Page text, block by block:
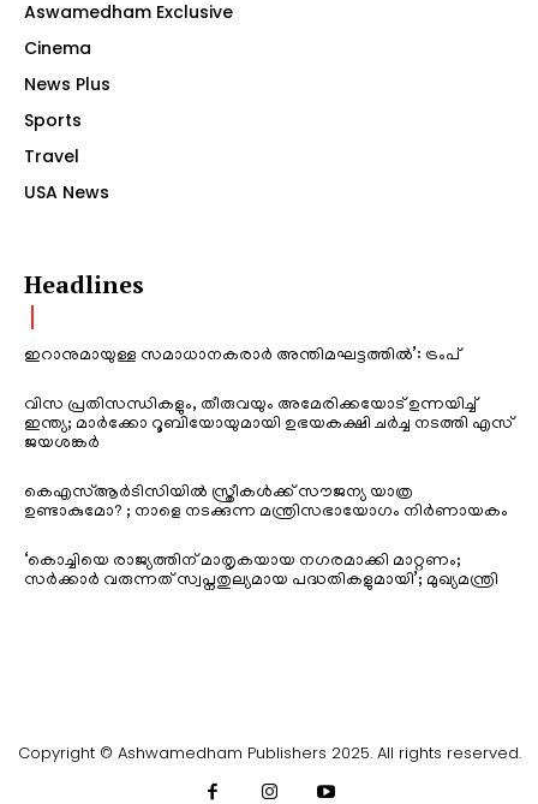
Aswamedham Exclusive
Cinema
News Plus
Sports
Travel
USA News
Headlines
ഇറാനുമായുള്ള സമാധാനകരാർ അന്തിമഘട്ടത്തിൽ‌’: ട്രംപ്
വിസ പ്രതിസന്ധികളും, തീരുവയും അമേരിക്കയോട് ഉന്നയിച്ച്
ഇന്ത്യ; മാർക്കോ റൂബിയോയുമായി ഉഭയകക്ഷി ചർച്ച നടത്തി എസ്
ജയശങ്കർ
കെഎസ്ആർടിസിയിൽ സ്ത്രീകൾക്ക് സൗജന്യ യാത്ര
ഉണ്ടാകുമോ? ; നാളെ നടക്കുന്ന മന്ത്രിസഭായോഗം നിർണായകം
‘കൊച്ചിയെ രാജ്യത്തിന് മാതൃകയായ നഗരമാക്കി മാറ്റണം;
സർക്കാർ വരുന്നത് സ്വപ്നതുല്യമായ പദ്ധതികളുമായി’; മുഖ്യമന്ത്രി
Copyright © Ashwamedham Publishers 2025. All rights reserved.